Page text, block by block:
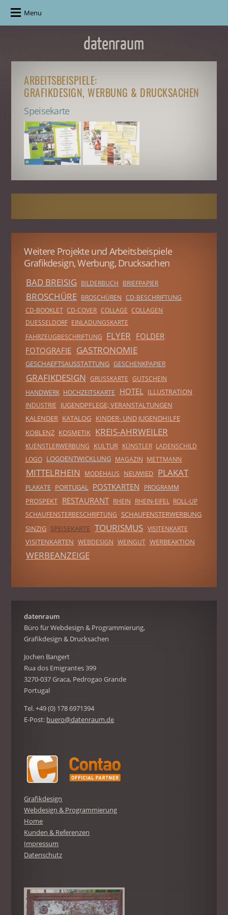
Menu
ARBEITSBEISPIELE:
GRAFIKDESIGN, WERBUNG & DRUCKSACHEN
Speisekarte
Weitere Projekte und Arbeitsbeispiele
Grafikdesign, Werbung, Drucksachen
BAD BREISIG BILDERBUCH BRIEFPAPIER
BROSCHÜRE BROSCHÜREN CD-BESCHRIFTUNG
CD-BOOKLET CD-COVER COLLAGE COLLAGEN
DUESSELDORF EINLADUNGSKARTE
FAHRZEUGBESCHRIFTUNG
FLYER FOLDER
FOTOGRAFIE GASTRONOMIE
GESCHAEFTSAUSSTATTUNG GESCHENKPAPIER
GRAFIKDESIGN GRUSSKARTE
GUTSCHEIN
HANDWERK HOCHZEITSKARTE HOTEL ILLUSTRATION
INDUSTRIE
JUGENDPFLEGE; VERANSTALTUNGEN
KALENDER KATALOG KINDER- UND JUGENDHILFE
KOBLENZ KOSMETIK KREIS-AHRWEILER
KUENSTLERWERBUNG KULTUR KÜNSTLER LADENSCHILD
LOGO
LOGOENTWICKLUNG MAGAZIN METTMANN
MITTELRHEIN MODEHAUS NEUWIED PLAKAT
PLAKATE PORTUGAL POSTKARTEN PROGRAMM
PROSPEKT RESTAURANT RHEIN RHEIN-EIFEL ROLL-UP
SCHAUFENSTERBESCHRIFTUNG SCHAUFENSTERWERBUNG
SINZIG SPEISEKARTE TOURISMUS VISITENKARTE
VISITENKARTEN WEBDESIGN WEINGUT WERBEAKTION
WERBEANZEIGE
datenraum
Büro für Webdesign & Programmierung,
Grafikdesign & Drucksachen
Jochen Bangert
Rua dos Emigrantes 399
3270-037 Graca, Pedrogao Grande
Portugal
Tel. +49 (0) 178 6971394
E-Post:buero@datenraum.de
Grafikdesign
Webdesign & Programmierung
Home
Kunden & Referenzen
Impressum
Datenschutz